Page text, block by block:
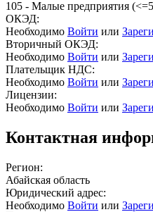
105 - Малые предприятия
ОКЭД:
Необходимо Войти или
Вторичный ОКЭД:
Необходимо Войти или
Плательщик НДС:
Необходимо Войти или
Лицензии:
Необходимо Войти или
Контактная
Регион:
Абайская область
Юридический адрес:
Необходимо Войти или